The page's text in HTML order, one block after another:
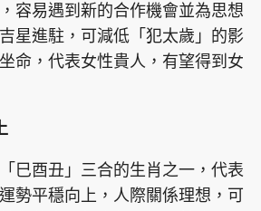
星島環球 The Standard
EDUPLUS
容易遇到新的合作機會並為思想
星進駐，可減低「犯太歲」的影
命，代表女性貴人，有望得到女
巳酉丑」三合的生肖之一，代表
勢平穩向上，人際關係理想，可